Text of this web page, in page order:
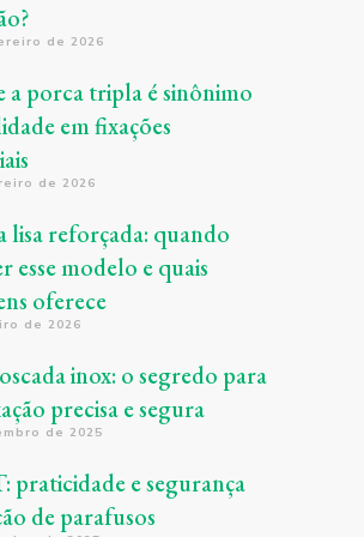
de 2026
a porca tripla é sinônimo
em fixações
de 2026
lisa reforçada: quando
esse modelo e quais
oferece
de 2026
inox: o segredo para
precisa e segura
de 2025
praticidade e segurança
de parafusos